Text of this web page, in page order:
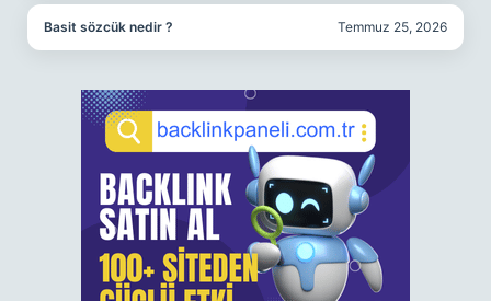
Basit sözcük nedir ? Temmuz 25, 2026